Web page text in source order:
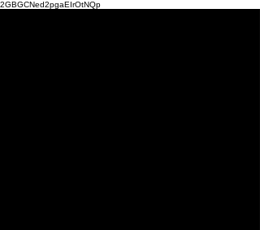
2GBGCNed2pgaEIrOtNQp